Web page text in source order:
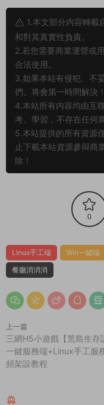
1.本文部分内容轉載
和對其真實性負責。
2.若您需要商業運營或
合法使用。
3.如果本站有侵犯、不
們。将會第一時間解決！
4.本站所有内容均由互
考、學習，不存在任何
5.本站提供的所有資源
止下載本站資源參與商
除！
0
Linux手工端 Win一鍵端
餐廳消消消
上一篇
三網H5小遊戲【荒島生存
一鍵服務端+Linux手工服
頻架設教程